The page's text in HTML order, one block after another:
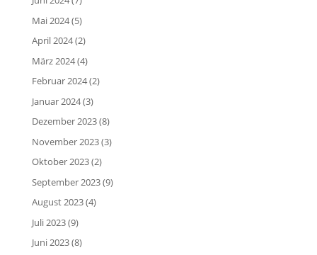
Mai 2024(5)
April 2024(2)
März 2024(4)
Februar 2024(2)
Januar 2024(3)
Dezember 2023(8)
November 2023(3)
Oktober 2023(2)
September 2023(9)
August 2023(4)
Juli 2023(9)
Juni 2023(8)